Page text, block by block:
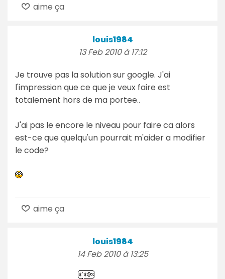
aime ça
louis1984
13 Feb 2010 à 17:12
Je trouve pas la solution sur google. J'ai
l'impression que ce que je veux faire est
totalement hors de ma portee..
J'ai pas le encore le niveau pour faire ca alors
est-ce que quelqu'un pourrait m'aider a modifier
le code?
aime ça
louis1984
14 Feb 2010 à 13:25